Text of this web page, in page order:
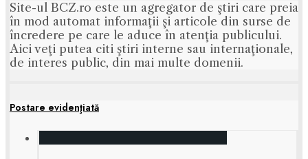
Site-ul BCZ.ro este un agregator de ştiri care preia
în mod automat informaţii şi articole din surse de
încredere pe care le aduce în atenţia publicului.
Aici veţi putea citi ştiri interne sau internaţionale,
de interes public, din mai multe domenii.
Postare evidenţiată